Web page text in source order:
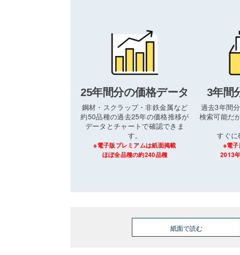
25年間分の価格データ
鋼材・スクラップ・非鉄金属など
約50品種の過去25年の価格推移が
データとチャートで確認できま
す。
※電子版プレミアムは紙面掲載
ほぼ全品種の約240品種
3年間
過去3年間
検索可能だ
すぐに
※電
2013
紙面で読む